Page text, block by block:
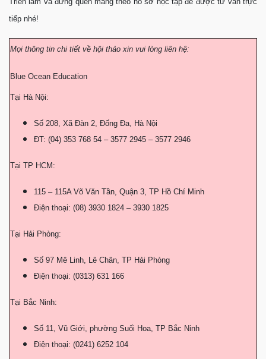
tiếp nhé!
Mọi thông tin chi tiết về hội thảo xin vui lòng liên hệ:
Blue Ocean Education
Tại Hà Nội:
Số 208, Xã Đàn 2, Đống Đa, Hà Nội
ĐT: (04) 353 768 54 – 3577 2945 – 3577 2946
Tại TP HCM:
115 – 115A Võ Văn Tần, Quận 3, TP Hồ Chí Minh
Điện thoại: (08) 3930 1824 – 3930 1825
Tại Hải Phòng:
Số 97 Mê Linh, Lê Chân, TP Hải Phòng
Điện thoại: (0313) 631 166
Tại Bắc Ninh:
Số 11, Vũ Giới, phường Suối Hoa, TP Bắc Ninh
Điện thoại: (0241) 6252 104